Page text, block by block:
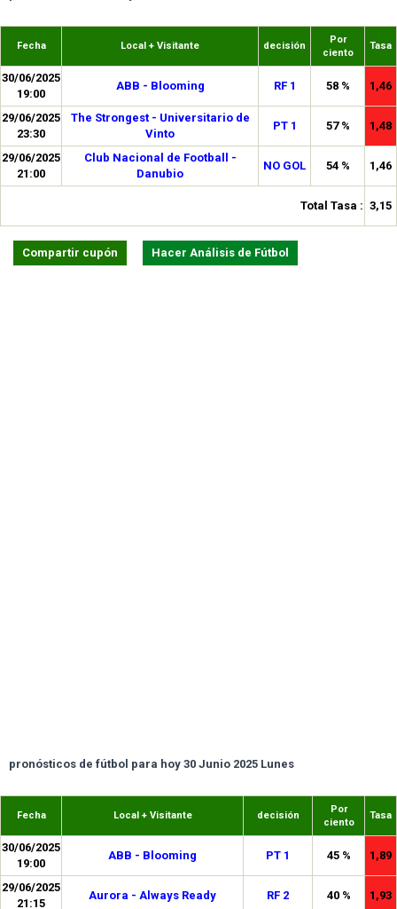
Fecha Local + Visitante decisión
Por
ciento
Tasa
30/06/2025
19:00
ABB - Blooming RF 1 58 % 1,46
29/06/2025
23:30
The Strongest - Universitario de
Vinto
PT 1 57 % 1,48
29/06/2025
21:00
Club Nacional de Football -
Danubio
NO GOL 54 % 1,46
Total Tasa : 3,15
Compartir cupón Hacer Análisis de Fútbol
pronósticos de fútbol para hoy 30 Junio 2025 Lunes
Fecha Local + Visitante decisión
Por
ciento
Tasa
30/06/2025
19:00
ABB - Blooming PT 1 45 % 1,89
29/06/2025
21:15
Aurora - Always Ready RF 2 40 % 1,93